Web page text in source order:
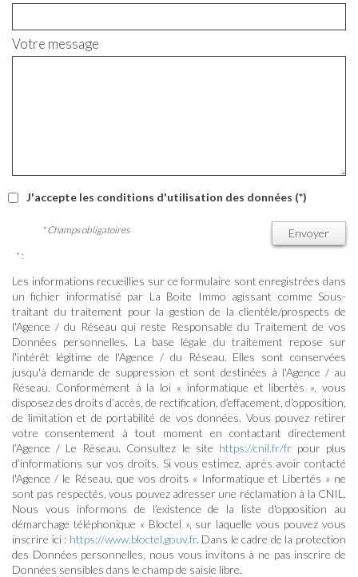
Votre message
J'accepte les conditions d'utilisation des données (*)
Envoyer
* Champs obligatoires
* :
Les informations recueillies sur ce formulaire sont enregistrées dans
un fichier informatisé par La Boite Immo agissant comme Sous-
traitant du traitement pour la gestion de la clientèle/prospects de
l'Agence / du Réseau qui reste Responsable du Traitement de vos
Données personnelles. La base légale du traitement repose sur
l'intérêt légitime de l'Agence / du Réseau. Elles sont conservées
jusqu'à demande de suppression et sont destinées à l'Agence / au
Réseau. Conformément à la loi « informatique et libertés », vous
disposez des droits d’accès, de rectification, d’effacement, d’opposition,
de limitation et de portabilité de vos données. Vous pouvez retirer
votre consentement à tout moment en contactant directement
l’Agence / Le Réseau. Consultez le site https://cnil.fr/frpour plus
d’informations sur vos droits. Si vous estimez, après avoir contacté
l'Agence / le Réseau, que vos droits « Informatique et Libertés » ne
sont pas respectés, vous pouvez adresser une réclamation à la CNIL.
Nous vous informons de l’existence de la liste d'opposition au
démarchage téléphonique « Bloctel », sur laquelle vous pouvez vous
inscrire ici : https://www.bloctel.gouv.fr. Dans le cadre de la protection
des Données personnelles, nous vous invitons à ne pas inscrire de
Données sensibles dans le champ de saisie libre.